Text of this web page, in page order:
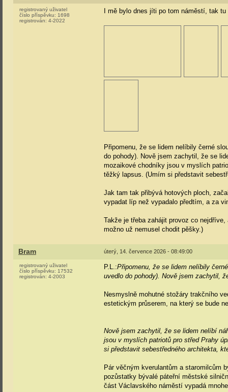
registrovaný uživatel
číslo příspěvku: 1698
registrován: 4-2022
I mě bylo dnes jíti po tom náměstí, tak
Připomenu, že se lidem nelíbily černé
do pohody). Nově jsem zachytil, že se
mozaikové chodníky jsou v myslích
těžký lapsus. (Umím si představit
Jak tam tak přibývá hotových ploch,
vypadat líp než vypadalo předtím, a za
Takže je třeba zahájit provoz co
možno už nemusel chodit pěšky.)
Bram úterý, 14. července 2026 - 08:49:00
registrovaný uživatel
číslo příspěvku: 17532
registrován: 4-2003
P.L.:Připomenu, že se lidem nelíbily
uvedlo do pohody). Nově jsem zachytil,
Nesmyslně mohutné stožáry trakčního
estetickým průserem, na který se bude
Nově jsem zachytil, že se lidem nelíbí
jsou v myslích patriotů pro střed Prahy
si představit sebestředného architekta,
Pár věčným kverulantům a staromilcům
pozůstatky bývalé páteřní městské
část Václavského náměstí vypadá